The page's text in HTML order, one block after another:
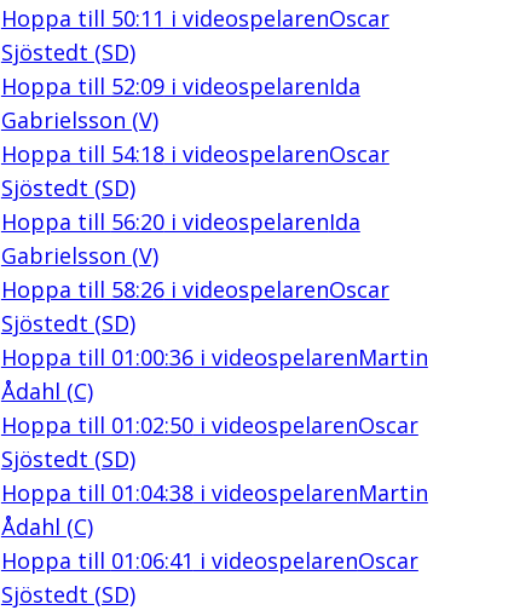
Hoppa till 50:11 i videospelarenOscar
Sjöstedt (SD)
Hoppa till 52:09i videospelarenIda
Gabrielsson (V)
Hoppa till 54:18i videospelarenOscar
Sjöstedt (SD)
Hoppa till 56:20i videospelarenIda
Gabrielsson (V)
Hoppa till 58:26i videospelarenOscar
Sjöstedt (SD)
Hoppa till 01:00:36i videospelarenMartin
Ådahl (C)
Hoppa till 01:02:50i videospelarenOscar
Sjöstedt (SD)
Hoppa till 01:04:38i videospelarenMartin
Ådahl (C)
Hoppa till 01:06:41 i videospelarenOscar
Sjöstedt (SD)